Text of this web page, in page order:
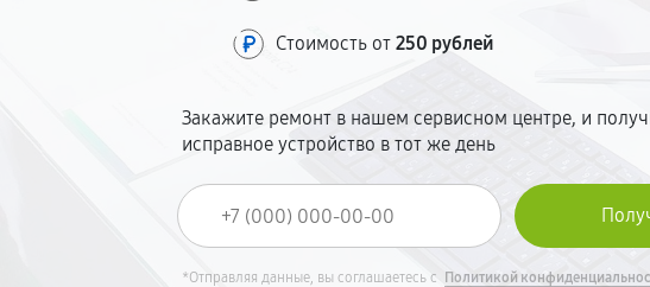
Стоимость от250 рублей
Закажите ремонт в нашем сервисном центре, и
исправное устройство в тот же день
*Отправляя данные, вы соглашаетесь с Политикой